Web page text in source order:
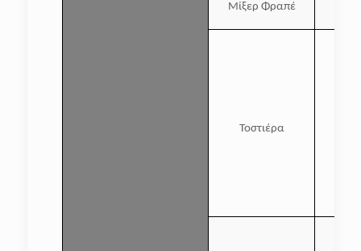
Μίξερ Φραπέ
Τοστιέρα